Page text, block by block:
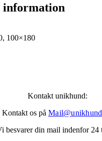
information
100×180
Kontakt unikhund:
Kontakt os på
besvarer din mail indenfor 24